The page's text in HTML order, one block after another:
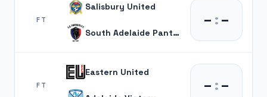
FT
Salisbury United
South Adelaide Panthers
– :–
FT
Eastern United
– :–